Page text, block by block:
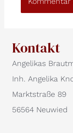
Kontakt
Angelikas
Inh. Angelika
Marktstraße 89
56564 Neuwied